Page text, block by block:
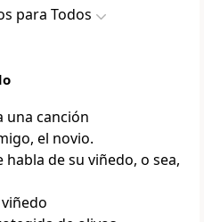
para Todos
una canción
el novio.
habla de su viñedo, o sea,